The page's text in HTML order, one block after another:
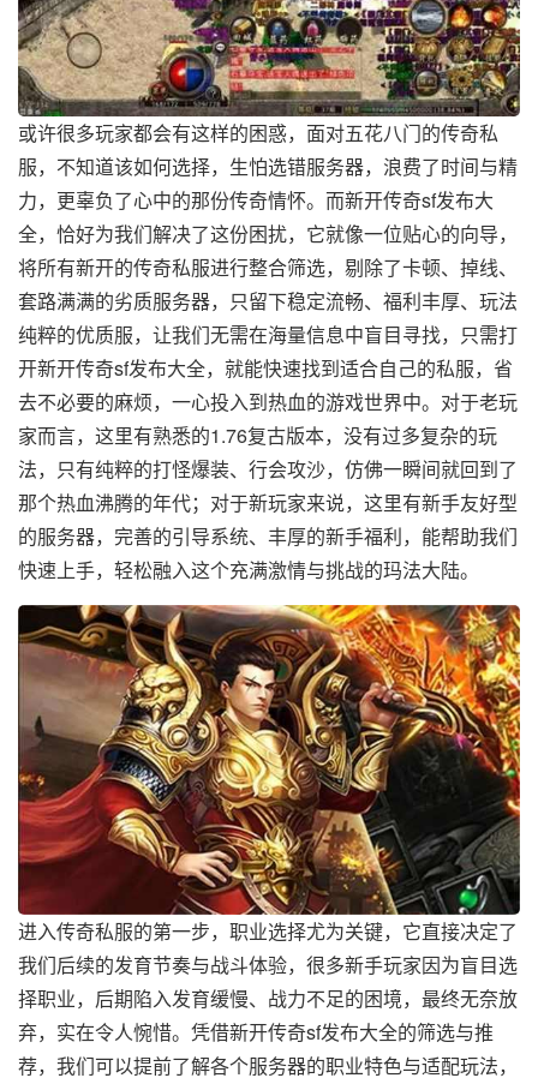
或许很多玩家都会有这样的困惑，面对五花八门的传奇私
服，不知道该如何选择，生怕选错服务器，浪费了时间与精
力，更辜负了心中的那份传奇情怀。而新开传奇sf发布大
全，恰好为我们解决了这份困扰，它就像一位贴心的向导，
将所有新开的传奇私服进行整合筛选，剔除了卡顿、掉线、
套路满满的劣质服务器，只留下稳定流畅、福利丰厚、玩法
纯粹的优质服，让我们无需在海量信息中盲目寻找，只需打
开新开传奇sf发布大全，就能快速找到适合自己的私服，省
去不必要的麻烦，一心投入到热血的游戏世界中。对于老玩
家而言，这里有熟悉的1.76复古版本，没有过多复杂的玩
法，只有纯粹的打怪爆装、行会攻沙，仿佛一瞬间就回到了
那个热血沸腾的年代；对于新玩家来说，这里有新手友好型
的服务器，完善的引导系统、丰厚的新手福利，能帮助我们
快速上手，轻松融入这个充满激情与挑战的玛法大陆。
进入传奇私服的第一步，职业选择尤为关键，它直接决定了
我们后续的发育节奏与战斗体验，很多新手玩家因为盲目选
择职业，后期陷入发育缓慢、战力不足的困境，最终无奈放
弃，实在令人惋惜。凭借新开传奇sf发布大全的筛选与推
荐，我们可以提前了解各个服务器的职业特色与适配玩法，